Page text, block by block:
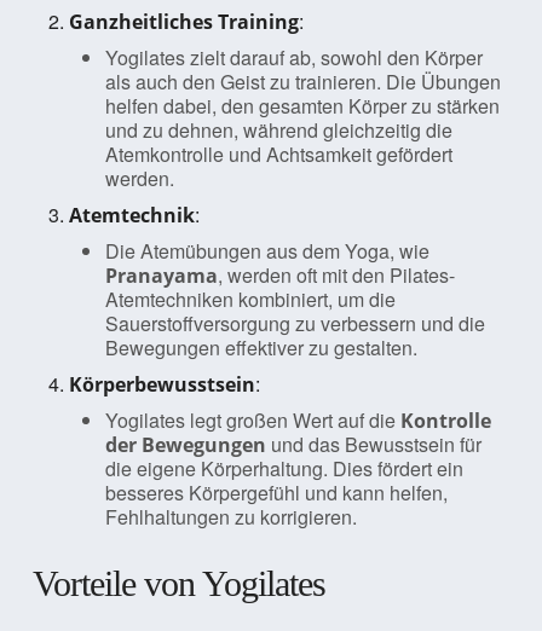
Ganzheitliches Training:
Yogilates zielt darauf ab, sowohl den Körper
als auch den Geist zu trainieren. Die Übungen
helfen dabei, den gesamten Körper zu stärken
und zu dehnen, während gleichzeitig die
Atemkontrolle und Achtsamkeit gefördert
werden.
Atemtechnik:
Die Atemübungen aus dem Yoga, wie
Pranayama, werden oft mit den Pilates-
Atemtechniken kombiniert, um die
Sauerstoffversorgung zu verbessern und die
Bewegungen effektiver zu gestalten.
Körperbewusstsein:
Yogilates legt großen Wert auf die Kontrolle
der Bewegungen und das Bewusstsein für
die eigene Körperhaltung. Dies fördert ein
besseres Körpergefühl und kann helfen,
Fehlhaltungen zu korrigieren.
Vorteile von Yogilates